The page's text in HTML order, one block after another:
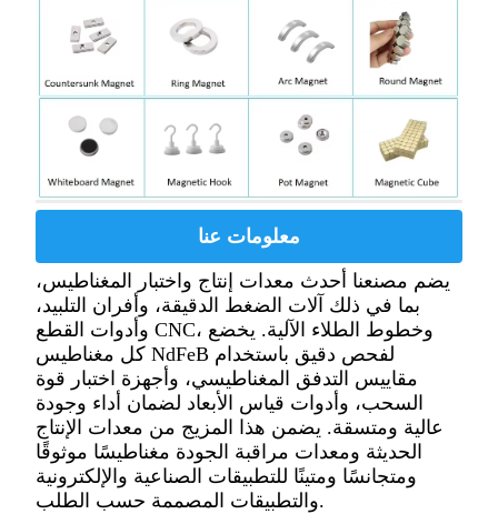
معلومات عنا
يضم مصنعنا أحدث معدات إنتاج واختبار المغناطيس،
بما في ذلك آلات الضغط الدقيقة، وأفران التلبيد،
وأدوات القطع CNC، وخطوط الطلاء الآلية. يخضع
كل مغناطيس NdFeB لفحص دقيق باستخدام
مقاييس التدفق المغناطيسي، وأجهزة اختبار قوة
السحب، وأدوات قياس الأبعاد لضمان أداء وجودة
عالية ومتسقة. يضمن هذا المزيج من معدات الإنتاج
الحديثة ومعدات مراقبة الجودة مغناطيسًا موثوقًا
ومتجانسًا ومتينًا للتطبيقات الصناعية والإلكترونية
والتطبيقات المصممة حسب الطلب.